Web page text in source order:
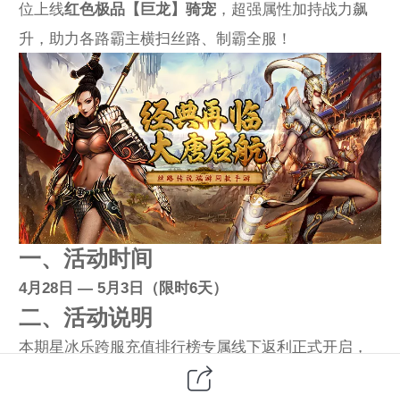
位上线红色极品【巨龙】骑宠 ，超强属性加持战力飙
升，助力各路霸主横扫丝路、制霸全服！
一、活动时间
4月28日 — 5月3日（限时6天）
二、活动说明
本期星冰乐跨服充值排行榜专属线下返利正式开启，
全服顶尖玩家同台竞技、角逐榜单排行！活动设置